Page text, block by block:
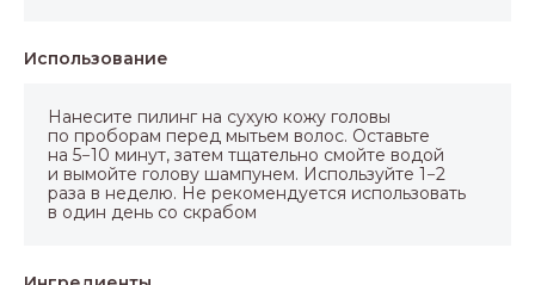
Использование
Нанесите пилинг на сухую кожу головы
по проборам перед мытьем волос. Оставьте
на 5−10 минут, затем тщательно смойте водой
и вымойте голову шампунем. Используйте 1−2
раза в неделю. Не рекомендуется использовать
в один день со скрабом